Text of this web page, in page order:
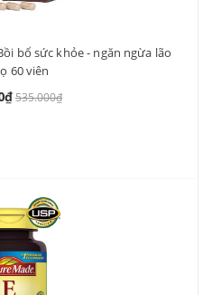
bổ sức khỏe - ngăn ngừa lão
60 viên
535.000₫